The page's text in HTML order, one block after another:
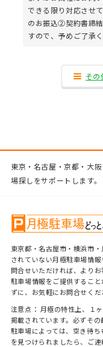
できる限り対応させ
のお振込②契約書締
すので、予めご了承く
その
東京・名古屋・京都・大
場探しをサポートします。
東京都・名古屋市・横浜市
されていない月極駐車場情
問合せいただければ、より
駐車場情報をご提供するこ
ずに、お気軽にお問合せくだ
注意点： 月極の特性上、１
掲載されています。必ずその
駐車場によっては、空き待
を見つけられましたら、ご連